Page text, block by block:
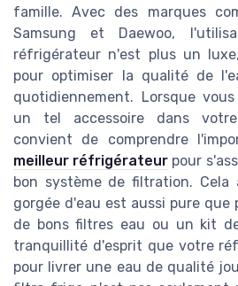
famille. Avec des marques
Samsung et Daewoo,
réfrigérateur n'est plus un
pour optimiser la qualité de
quotidiennement. Lorsque
un tel accessoire dans
convient de comprendre
meilleur réfrigérateur pour
bon système de filtration. Cela
gorgée d'eau est aussi pure que
de bons filtres eau ou un kit
tranquillité d'esprit que votre
pour livrer une eau de qualité